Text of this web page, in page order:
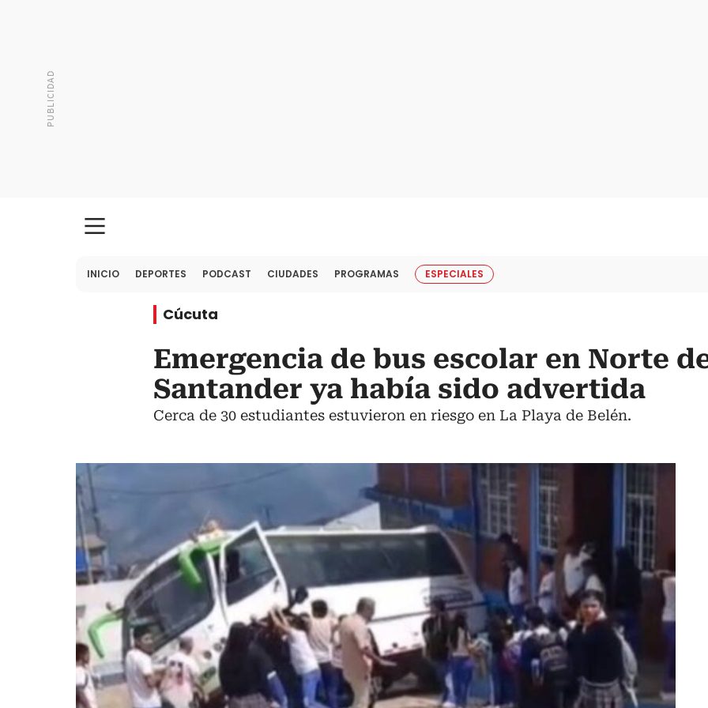
INICIO DEPORTES PODCAST CIUDADES PROGRAMAS ESPECIALES
Cúcuta
Emergencia de bus escolar en Norte
Santander ya había sido advertida
Cerca de 30 estudiantes estuvieron en riesgo en La Playa de Belén.